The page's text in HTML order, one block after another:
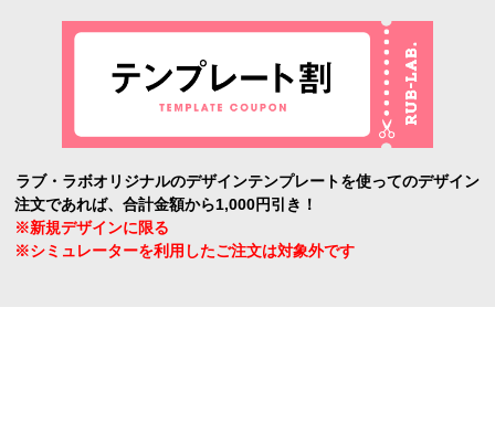
ラブ・ラボオリジナルのデザインテンプレートを使ってのデザイン
注文であれば、合計金額から1,000円引き！
※新規デザインに限る
※シミュレーターを利用したご注文は対象外です